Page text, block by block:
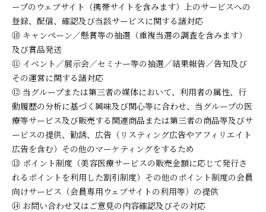
ープのウェブサイト（携帯サイトを含みます）上のサービスへの
登録、配信、確認及び当該サービスに関する諸対応
⑩ キャンペーン／懸賞等の抽選（重複当選の調査を含みます）
及び賞品発送
⑪ イベント／展示会／セミナー等の抽選／結果報告／告知及び
その運営に関する諸対応
⑫ 当グループまたは第三者の媒体において、利用者の属性、行
動履歴の分析に基づく興味及び関心等に合わせ、当グループの医
療等サービス及び販売する関連商品または第三者の商品等及びサ
ービスの提供、勧誘、広告（リスティング広告やアフィリエイト
広告を含む）その他のマーケティングをするため
⑬ ポイント制度（美容医療サービスの販売金額に応じて発行さ
れるポイントを利用した割引制度）その他のポイント制度の会員
向けサービス（会員専用ウェブサイトの利用等）の提供
⑭ お問い合わせ又はご意見の内容確認及びその対応